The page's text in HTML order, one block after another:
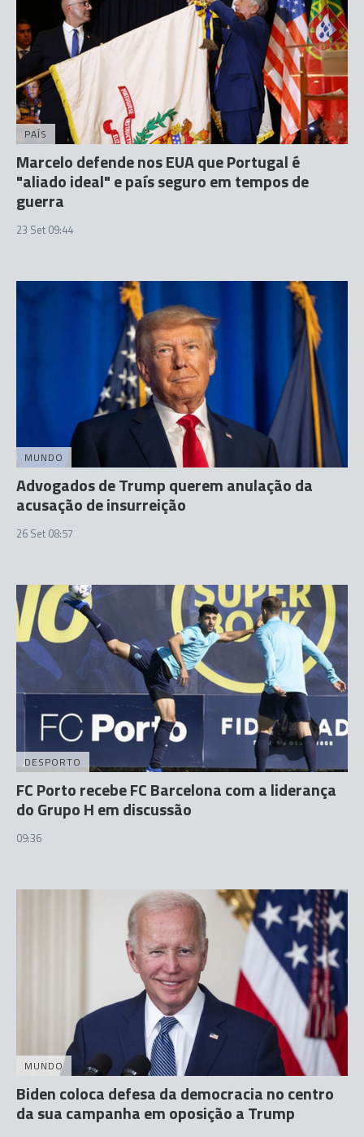
PAÍS
Marcelo defende nos EUA que Portugal é
"aliado ideal" e país seguro em tempos de
guerra
23 Set 09:44
MUNDO
Advogados de Trump querem anulação da
acusação de insurreição
26 Set 08:57
DESPORTO
FC Porto recebe FC Barcelona com a liderança
do Grupo H em discussão
09:36
MUNDO
Biden coloca defesa da democracia no centro
da sua campanha em oposição a Trump